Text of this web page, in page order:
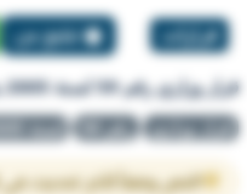
قرارات تبليغ عن
قرار وزاري رقم 59 لسنة 2005 بشأن إنشاء سوق الأعمار والاستثمار
قرار وزاري رقم 59 لسنة 2005
النص وفقاً لآخر تحديث في 02 أغسطس 2026